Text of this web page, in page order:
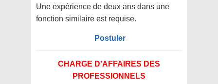
Une expérience de deux ans dans une
fonction similaire est requise.
Postuler
CHARGE D’AFFAIRES DES
PROFESSIONNELS